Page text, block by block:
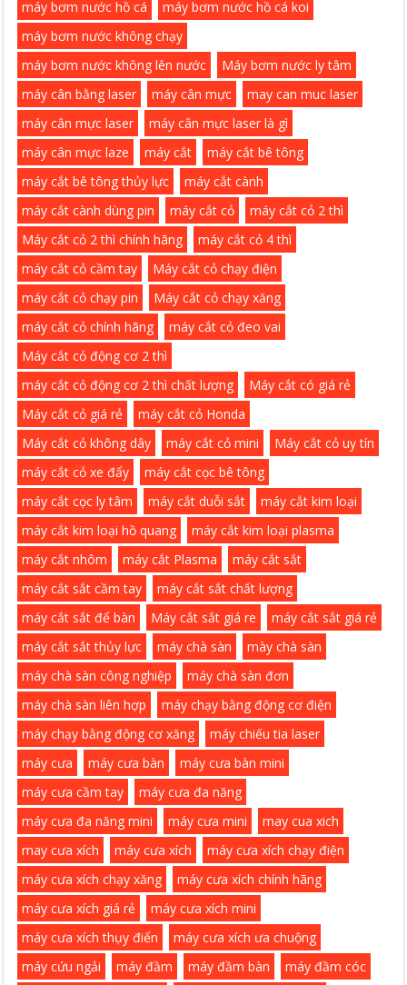
máy bơm nước hồ cá
máy bơm nước hồ cá koi
máy bơm nước không chạy
máy bơm nước không lên nước
Máy bơm nước ly tâm
máy cân bằng laser
máy cân mực
may can muc laser
máy cân mực laser
máy cân mực laser là gì
máy cân mực laze
máy cắt
máy cắt bê tông
máy cắt bê tông thủy lực
máy cắt cành
máy cắt cành dùng pin
máy cắt cỏ
máy cắt cỏ 2 thì
Máy cắt cỏ 2 thì chính hãng
máy cắt cỏ 4 thì
máy cắt cỏ cầm tay
Máy cắt cỏ chạy điện
máy cắt cỏ chạy pin
Máy cắt cỏ chạy xăng
máy cắt cỏ chính hãng
máy cắt cỏ đeo vai
Máy cắt cỏ động cơ 2 thì
máy cắt cỏ động cơ 2 thì chất lượng
Máy cắt có giá rẻ
Máy cắt cỏ giá rẻ
máy cắt cỏ Honda
Máy cắt cỏ không dây
máy cắt cỏ mini
Máy cắt cỏ uy tín
máy cắt cỏ xe đẩy
máy cắt cọc bê tông
máy cắt cọc ly tâm
máy cắt duỗi sắt
máy cắt kim loại
máy cắt kim loại hồ quang
máy cắt kim loại plasma
máy cắt nhôm
máy cắt Plasma
máy cắt sắt
máy cắt sắt cầm tay
máy cắt sắt chất lượng
máy cắt sắt để bàn
Máy cắt sắt giá re
máy cắt sắt giá rẻ
máy cắt sắt thủy lực
máy chà sàn
mày chà sàn
máy chà sàn công nghiệp
máy chà sàn đơn
máy chà sàn liên hợp
máy chạy bằng động cơ điện
máy chạy bằng động cơ xăng
máy chiếu tia laser
máy cưa
máy cưa bàn
máy cưa bàn mini
máy cưa cầm tay
máy cưa đa năng
máy cưa đa năng mini
máy cưa mini
may cua xich
may cưa xích
máy cưa xích
máy cưa xích chạy điện
máy cưa xích chạy xăng
máy cưa xích chính hãng
máy cưa xích giá rẻ
máy cưa xích mini
máy cưa xích thụy điển
máy cưa xích ưa chuộng
máy cứu ngải
máy đầm máy đầm bàn
máy đầm cóc